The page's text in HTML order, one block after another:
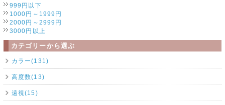
999円以下
1000円～1999円
2000円～2999円
3000円以上
カテゴリーから選ぶ
カラー(131)
高度数(13)
遠視(15)